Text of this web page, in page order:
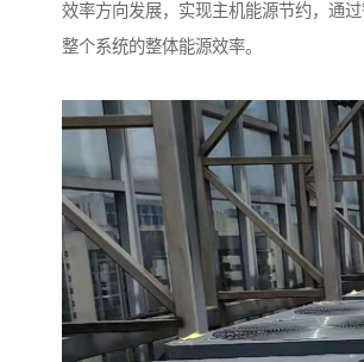
效率方向发展，实现主机能源节约，通
整个系统的整体能源效率。